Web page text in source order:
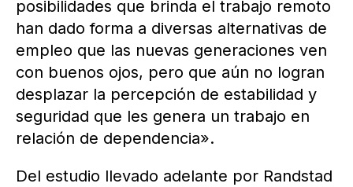
posibilidades que brinda el trabajo remoto
han dado forma a diversas alternativas de
empleo que las nuevas generaciones ven
con buenos ojos, pero que aún no logran
desplazar la percepción de estabilidad y
seguridad que les genera un trabajo en
relación de dependencia».
Del estudio llevado adelante por Randstad